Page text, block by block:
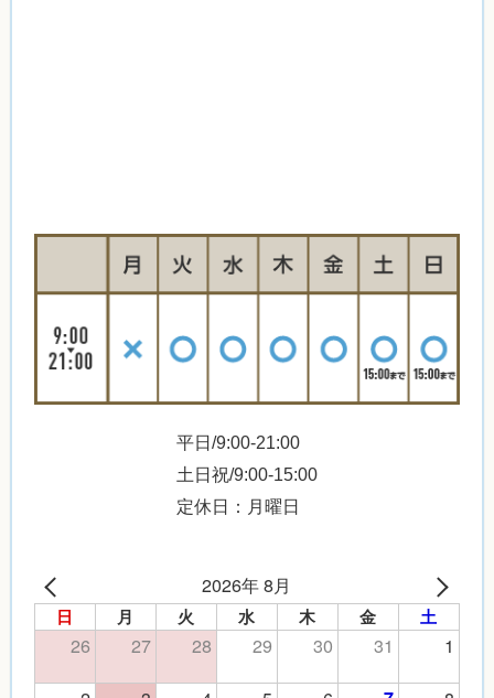
平日/9:00-21:00
土日祝/9:00-15:00
定休日：月曜日
2026年 8月
日 月 火 水 木 金 土
26 27 28 29 30 31
1